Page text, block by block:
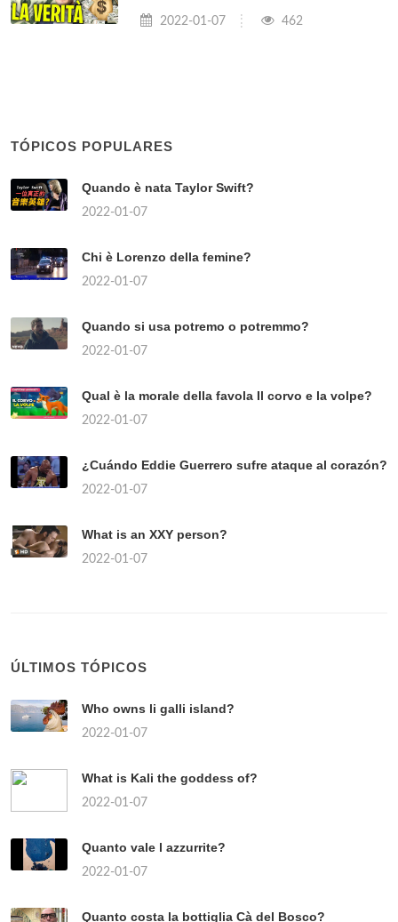
2022-01-07 462
TÓPICOS POPULARES
Quando è nata Taylor Swift?
2022-01-07
Chi è Lorenzo della femine?
2022-01-07
Quando si usa potremo o potremmo?
2022-01-07
Qual è la morale della favola Il corvo e la volpe?
2022-01-07
¿Cuándo Eddie Guerrero sufre ataque al corazón?
2022-01-07
What is an XXY person?
2022-01-07
ÚLTIMOS TÓPICOS
Who owns li galli island?
2022-01-07
What is Kali the goddess of?
2022-01-07
Quanto vale l azzurrite?
2022-01-07
Quanto costa la bottiglia Cà del Bosco?